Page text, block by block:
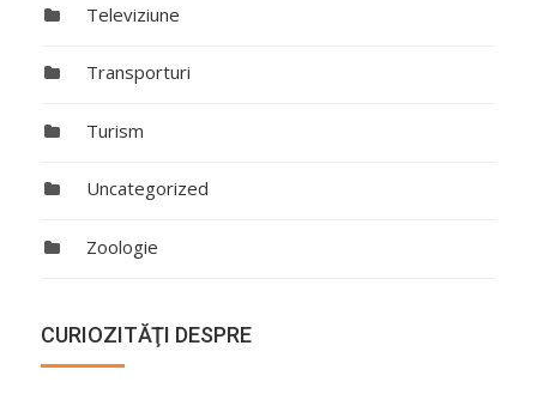
Televiziune
Transporturi
Turism
Uncategorized
Zoologie
CURIOZITĂŢI DESPRE